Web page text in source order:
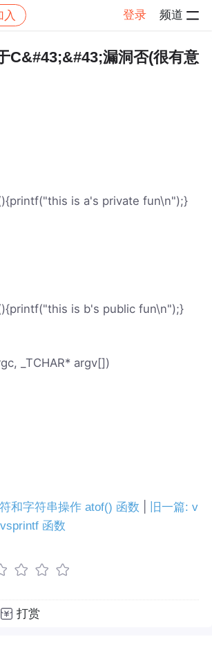
入 登录 频道
C&#43;&#43;漏洞否(很有意
is a's private fun\n");}
is b's public fun\n");}
_TCHAR* argv[])
和字符串操作 atof() 函数
旧一篇: v
函数
打赏